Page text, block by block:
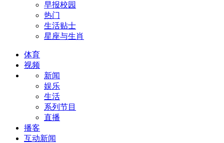
早报校园
热门
生活贴士
星座与生肖
体育
视频
新闻
娱乐
生活
系列节目
直播
播客
互动新闻